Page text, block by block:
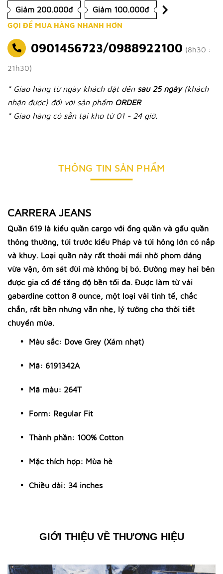
Giảm 200.000đ Giảm 100.000đ
GỌI ĐỂ MUA HÀNG NHANH HƠN
0901456723/0988922100 (8h30 :
21h30)
* Giao hàng từ ngày khách đặt đến sau 25 ngày (khách
nhận được) đối với sản phẩm ORDER
* Giao hàng có sẵn tại kho từ 01 - 24 giờ.
THÔNG TIN SẢN PHẨM
CARRERA JEANS
Quần 619 là kiểu quần cargo với ống quần và gấu quần
thông thường, túi trước kiểu Pháp và túi hông lớn có nắp
và khuy. Loại quần này rất thoải mái nhờ phom dáng
vừa vặn, ôm sát đùi mà không bị bó. Đường may hai bên
được gia cố để tăng độ bền tối đa. Được làm từ vải
gabardine cotton 8 ounce, một loại vải tinh tế, chắc
chắn, rất bền nhưng vẫn nhẹ, lý tưởng cho thời tiết
chuyển mùa.
Màu sắc: Dove Grey (Xám nhạt)
Mã: 6191342A
Mã màu: 264T
Form: Regular Fit
Thành phần: 100% Cotton
Mặc thích hợp: Mùa hè
Chiều dài: 34 inches
GIỚI THIỆU VỀ THƯƠNG HIỆU